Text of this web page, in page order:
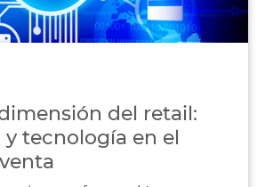
del retail:
y tecnología en el